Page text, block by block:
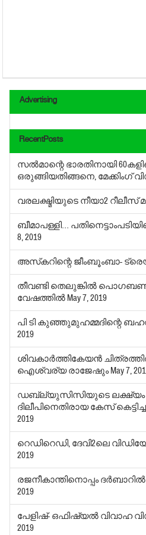
Advertising
RecentPosts
സല്‍മാന്റെ ഭാരതിനായി
ഒരുങ്ങിയതിങ്ങനെ, മേക്കിംഗ്
വരലക്ഷ്മിയുടെ നീയാ2 റീലീസ്
ബീമാപള്ളി…
8, 2019
അസ്‌കറിന്റെ ജീംബൂംബാ-
തീവണ്ടി തെലുങ്കില്‍
വേഷത്തില്‍ May 7, 2019
പി ടി കുഞ്ഞുമുഹമ്മദിന്റെ
2019
ശിവകാര്‍ത്തികേയന്‍
ഐശ്വര്യ രാജേഷുംMay 7,
ഡബ്ല്യുസിസിയുടെ ലക്ഷ്യം
ദിലീപിനെതിരായ കേസ്
2019
റെഡിറെഡി, ദേവി2ലെ
2019
രജനീകാന്തിനൊപ്പം
2019
പേളിഷ്- ഒഫിഷ്യല്‍ വിവാഹ
2019